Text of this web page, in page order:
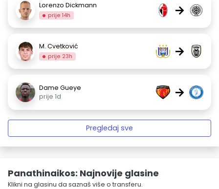
Lorenzo Dickmann
prije 14h →
M. Cvetković
prije 23h →
Dame Gueye
prije 1d
→
Pregledaj sve
Panathinaikos: Najnovije glasine
Klikni na glasinu da saznaš više o transferu.